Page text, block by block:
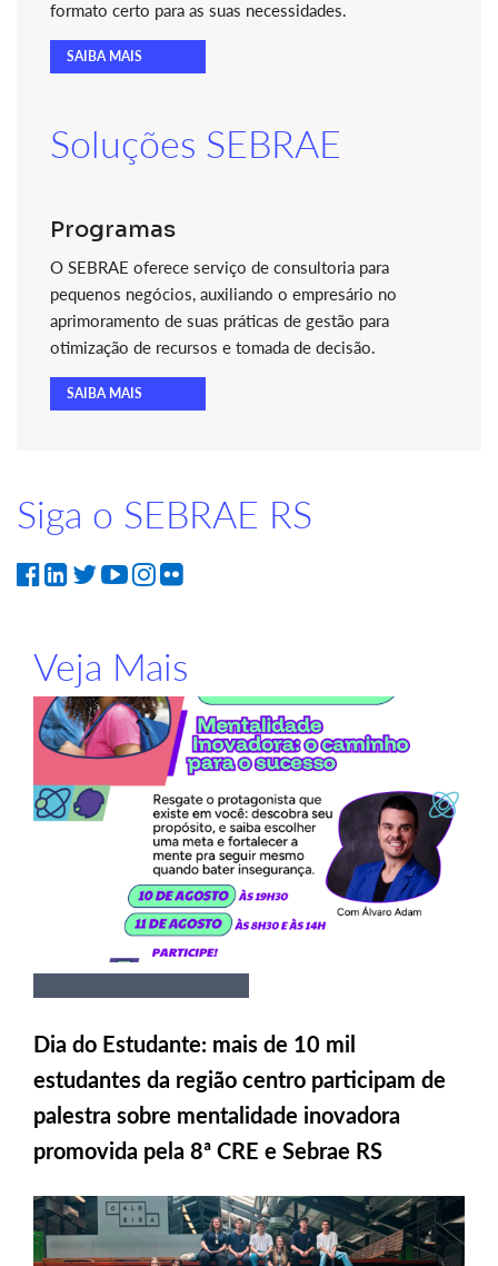
formato certo para as suas necessidades.
SAIBA MAIS
Soluções SEBRAE
Programas
O SEBRAE oferece serviço de consultoria para
pequenos negócios, auxiliando o empresário no
aprimoramento de suas práticas de gestão para
otimização de recursos e tomada de decisão.
SAIBA MAIS
Siga o SEBRAE RS
Veja Mais
Dia do Estudante: mais de 10 mil
estudantes da região centro participam de
palestra sobre mentalidade inovadora
promovida pela 8ª CRE e Sebrae RS